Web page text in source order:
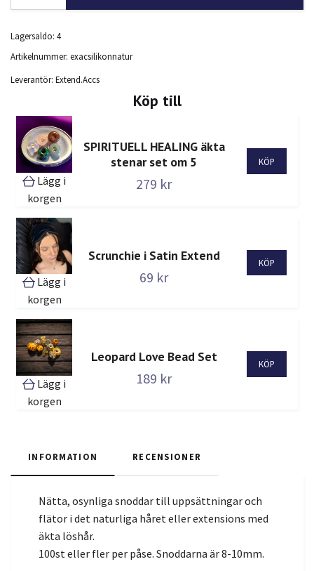
Lagersaldo: 4
Artikelnummer: exacsilikonnatur
Leverantör: Extend.Accs
Köp till
Lägg i
korgen
SPIRITUELL HEALING äkta
stenar set om 5
279 kr
Lägg i
korgen
Scrunchie i Satin Extend
69 kr
Lägg i
korgen
Leopard Love Bead Set
189 kr
INFORMATION RECENSIONER
Nätta, osynliga snoddar till uppsättningar och
flätor i det naturliga håret eller extensions med
äkta löshår.
100st eller fler per påse. Snoddarna är 8-10mm.